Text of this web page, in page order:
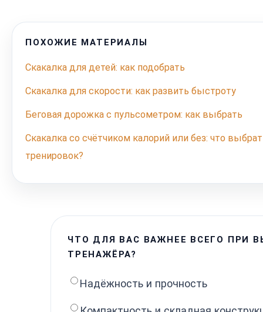
ПОХОЖИЕ МАТЕРИАЛЫ
Скакалка для детей: как подобрать
Скакалка для скорости: как развить быстроту
Беговая дорожка с пульсометром: как выбрать
Скакалка со счётчиком калорий или без: что
тренировок?
ЧТО ДЛЯ ВАС ВАЖНЕЕ ВСЕГО ПРИ
ТРЕНАЖЁРА?
Надёжность и прочность